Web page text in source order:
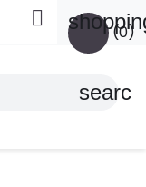
(0)

search